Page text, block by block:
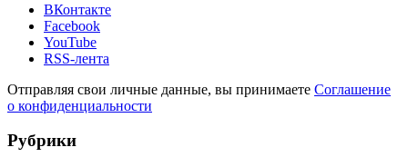
ВКонтакте
Facebook
YouTube
RSS-лента
Отправляя свои личные данные, вы принимаете Соглашение
о конфиденциальности
Рубрики